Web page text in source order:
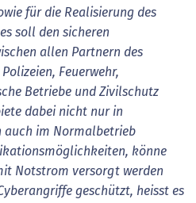
für die Realisierung des
soll den sicheren
allen Partnern des
Feuerwehr,
Betriebe und Zivilschutz
dabei nicht nur in
auch im Normalbetrieb
könne
Notstrom versorgt werden
geschützt, heisst es